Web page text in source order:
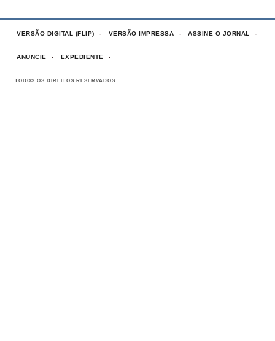
VERSÃO DIGITAL (FLIP) VERSÃO IMPRESSA ASSINE O JORNAL
ANUNCIE EXPEDIENTE
TODOS OS DIREITOS RESERVADOS